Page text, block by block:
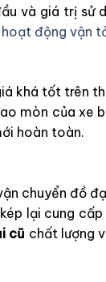
và giá trị sử
động vận
khá tốt trên
mòn của xe
hoàn toàn.
chuyển đồ
lại cung
cũ chất lượng